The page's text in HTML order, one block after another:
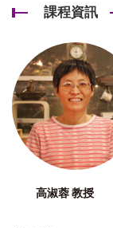
課程資訊
高淑蓉 教授